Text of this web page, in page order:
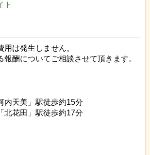
ト
用は発生しません。
報酬についてご相談させて頂きます。
内天美」駅徒歩約15分
北花田」駅徒歩約17分